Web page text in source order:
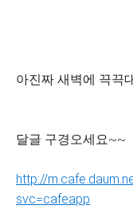
아진짜 새벽에 끅끅
달글 구경오세요~~
http://
svc=cafeapp